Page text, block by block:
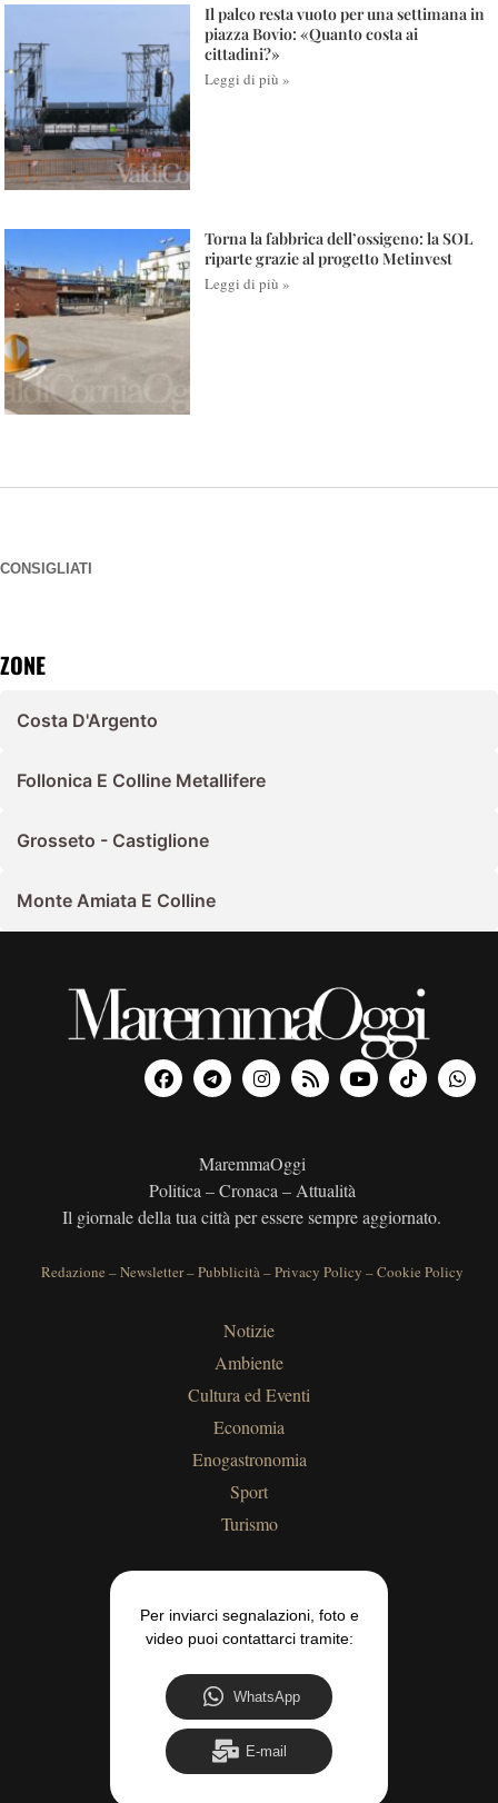
Il palco resta vuoto per una settimana in
piazza Bovio: «Quanto costa ai
cittadini?»
Leggi di più »
Torna la fabbrica dell’ossigeno: la SOL
riparte grazie al progetto Metinvest
Leggi di più »
CONSIGLIATI
ZONE
Costa D'Argento
Follonica E Colline Metallifere
Grosseto - Castiglione
Monte Amiata E Colline
MaremmaOggi
Politica – Cronaca – Attualità
Il giornale della tua città per essere sempre aggiornato.
Redazione –Newsletter–Pubblicità–Privacy Policy –Cookie Policy
Notizie
Ambiente
Cultura ed Eventi
Economia
Enogastronomia
Sport
Turismo
Per inviarci segnalazioni, foto e
video puoi contattarci tramite:
WhatsApp
E-mail